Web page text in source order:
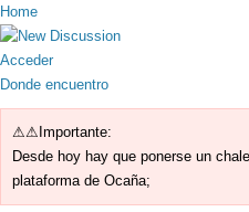
Home
Acceder
Donde encuentro
⚠⚠Importante:
Desde hoy hay que ponerse un
plataforma de Ocaña;